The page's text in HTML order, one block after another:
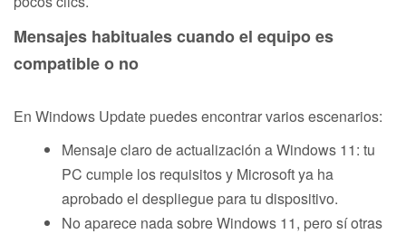
Mensajes habituales cuando el equipo es
compatible o no
En Windows Update puedes encontrar varios escenarios:
Mensaje claro de actualización a Windows 11: tu
PC cumple los requisitos y Microsoft ya ha
aprobado el despliegue para tu dispositivo.
No aparece nada sobre Windows 11, pero sí otras